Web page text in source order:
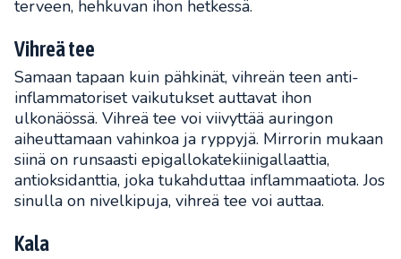
terveen, hehkuvan ihon hetkessä.
Vihreä tee
Samaan tapaan kuin pähkinät, vihreän teen anti-
inflammatoriset vaikutukset auttavat ihon
ulkonäössä. Vihreä tee voi viivyttää auringon
aiheuttamaan vahinkoa ja ryppyjä. Mirrorin mukaan
siinä on runsaasti epigallokatekiinigallaattia,
antioksidanttia, joka tukahduttaa inflammaatiota. Jos
sinulla on nivelkipuja, vihreä tee voi auttaa.
Kala